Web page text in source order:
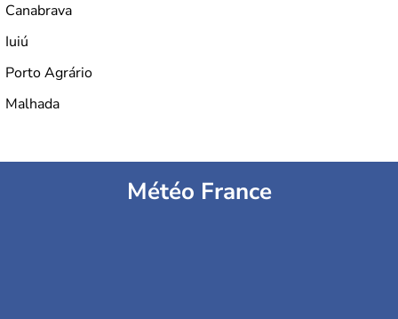
Canabrava
Iuiú
Porto Agrário
Malhada
Météo France